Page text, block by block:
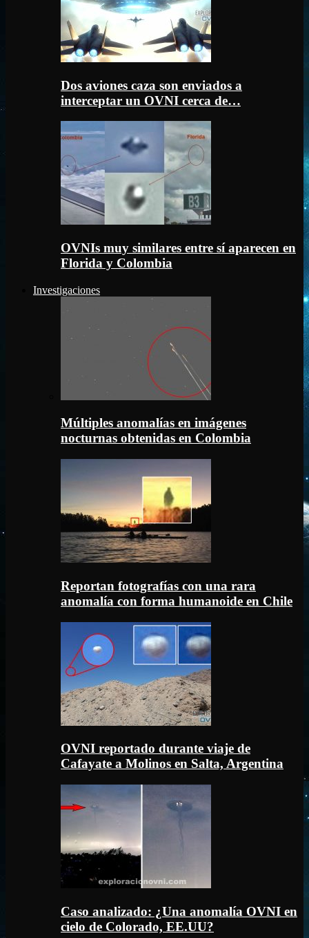
Dos aviones caza son enviados a
interceptar un OVNI cerca de…
OVNIs muy similares entre sí aparecen en
Florida y Colombia
Investigaciones
Múltiples anomalías en imágenes
nocturnas obtenidas en Colombia
Reportan fotografías con una rara
anomalía con forma humanoide en Chile
OVNI reportado durante viaje de
Cafayate a Molinos en Salta, Argentina
Caso analizado: ¿Una anomalía OVNI en
cielo de Colorado, EE.UU?